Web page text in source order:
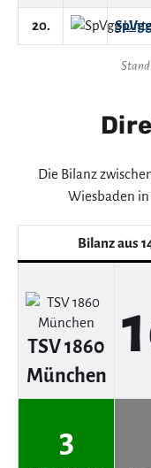
20.
Die Bilanz
Wiesbaden in
Bilanz aus
TSV 1860
München
3